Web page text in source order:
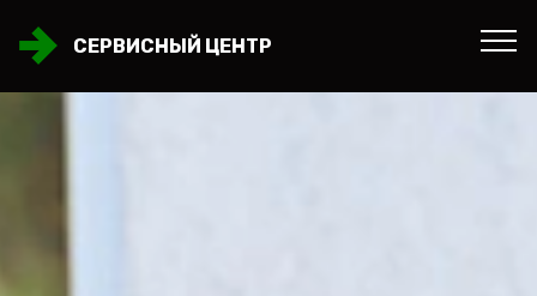
СЕРВИСНЫЙ ЦЕНТР